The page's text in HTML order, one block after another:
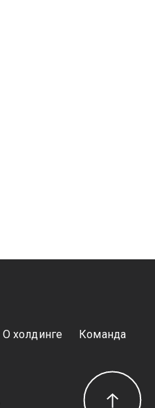
О холдинге Команда